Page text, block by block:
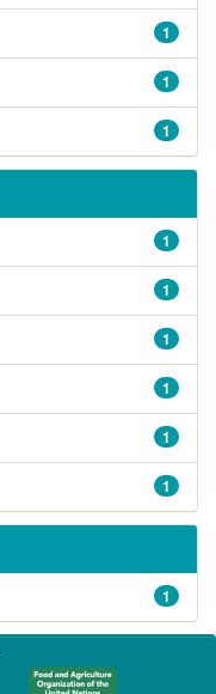
1
1
1
1
1
1
1
1
1
1